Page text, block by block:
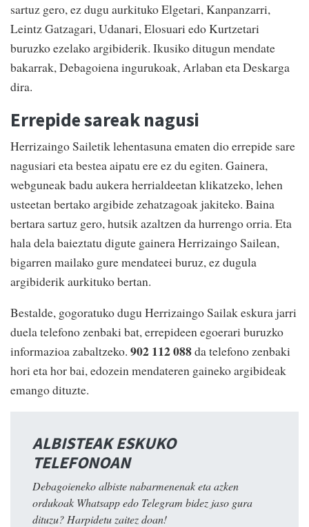
sartuz gero, ez dugu aurkituko Elgetari, Kanpanzarri,
Leintz Gatzagari, Udanari, Elosuari edo Kurtzetari
buruzko ezelako argibiderik. Ikusiko ditugun mendate
bakarrak, Debagoiena ingurukoak, Arlaban eta Deskarga
dira.
Errepide sareak nagusi
Herrizaingo Sailetik lehentasuna ematen dio errepide sare
nagusiari eta bestea aipatu ere ez du egiten. Gainera,
webguneak badu aukera herrialdeetan klikatzeko, lehen
usteetan bertako argibide zehatzagoak jakiteko. Baina
bertara sartuz gero, hutsik azaltzen da hurrengo orria. Eta
hala dela baieztatu digute gainera Herrizaingo Sailean,
bigarren mailako gure mendateei buruz, ez dugula
argibiderik aurkituko bertan.
Bestalde, gogoratuko dugu Herrizaingo Sailak eskura jarri
duela telefono zenbaki bat, errepideen egoerari buruzko
informazioa zabaltzeko. 902 112 088da telefono zenbaki
hori eta hor bai, edozein mendateren gaineko argibideak
emango dituzte.
ALBISTEAK ESKUKO
TELEFONOAN
Debagoieneko albiste nabarmenenak eta azken
ordukoak Whatsapp edo Telegram bidez jaso gura
dituzu? Harpidetu zaitez doan!